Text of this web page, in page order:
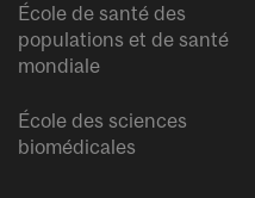
École de santé des
populations et de santé
mondiale
École des sciences
biomédicales